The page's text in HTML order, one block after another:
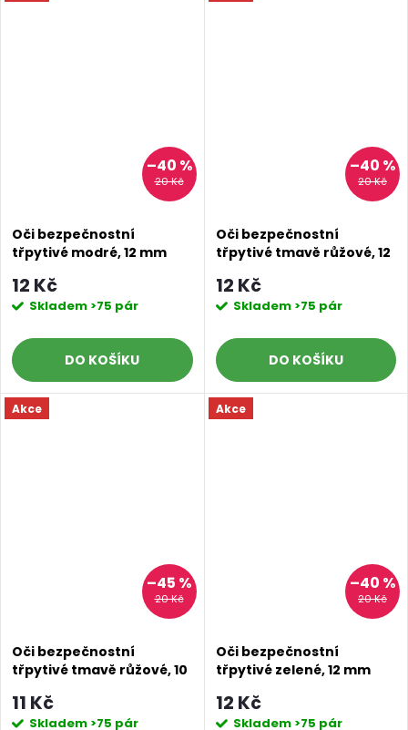
20 Kč
–40 %
Oči bezpečnostní
třpytivé modré, 12 mm
12 Kč
Skladem >75 pár
DO KOŠÍKU
20 Kč
–40 %
Oči bezpečnostní
třpytivé tmavě růžové, 12
12 Kč
Skladem >75 pár
DO KOŠÍKU
Akce
20 Kč
–45 %
Oči bezpečnostní
třpytivé tmavě růžové, 10
11 Kč
Skladem >75 pár
Akce
20 Kč
–40 %
Oči bezpečnostní
třpytivé zelené, 12 mm
12 Kč
Skladem >75 pár